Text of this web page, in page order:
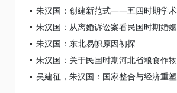
朱汉国：东北易帜原因初探